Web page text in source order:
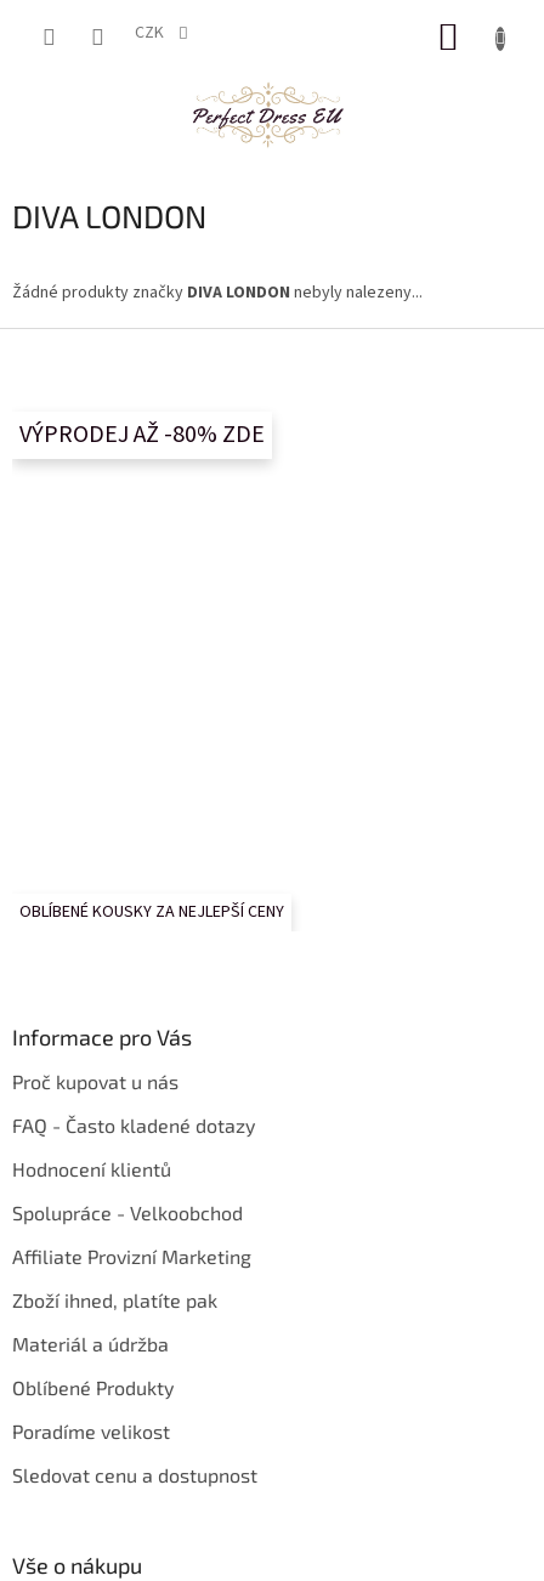
CZK
DIVA LONDON
Žádné produkty značky DIVA LONDON nebyly nalezeny...
VÝPRODEJ AŽ -80% ZDE
OBLÍBENÉ KOUSKY ZA NEJLEPŠÍ CENY
Informace pro Vás
Proč kupovat u nás
FAQ - Často kladené dotazy
Hodnocení klientů
Spolupráce - Velkoobchod
Affiliate Provizní Marketing
Zboží ihned, platíte pak
Materiál a údržba
Oblíbené Produkty
Poradíme velikost
Sledovat cenu a dostupnost
Vše o nákupu